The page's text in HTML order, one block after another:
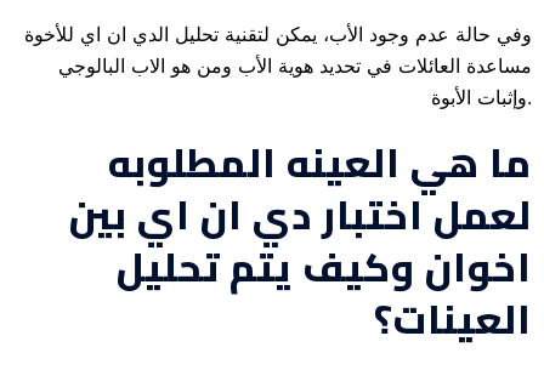
وفي حالة عدم وجود الأب، يمكن لتقنية تحليل الدي ان اي للأخوة
مساعدة العائلات في تحديد هوية الأب ومن هو الاب البالوجي
وإثبات الأبوة.
ما هي العينه المطلوبه
لعمل اختبار دي ان اي بين
اخوان وكيف يتم تحليل
العينات؟